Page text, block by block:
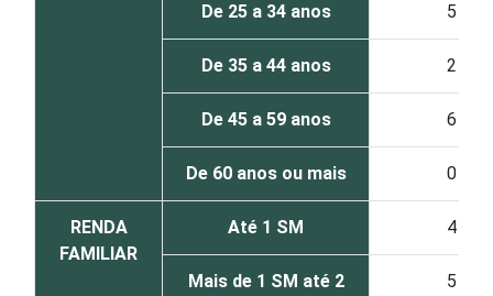
De 25 a 34 anos 5
De 35 a 44 anos 2
De 45 a 59 anos 6
De 60 anos ou mais 0
RENDA
FAMILIAR
Até 1 SM 4
Mais de 1 SM até 2
5